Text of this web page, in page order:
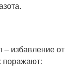
избавление от
поражают: